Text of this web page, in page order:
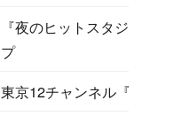
『夜のヒットスタジオ』
プ
東京12チャンネル『ヤンヤ